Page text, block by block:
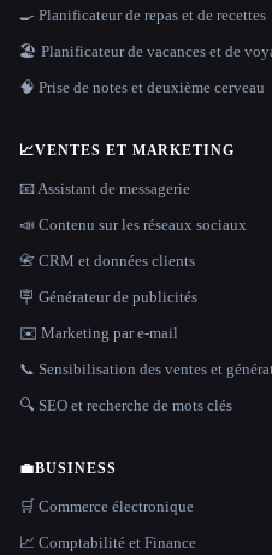
🍳 Planificateur de repas et de recettes
🏖 Planificateur de vacances et de
🧠 Prise de notes et deuxième cerveau
📈VENTES ET MARKETING
📧 Assistant de messagerie
📣 Contenu sur les réseaux sociaux
📇 CRM et données clients
🪧 Générateur de publicités
✉️ Marketing par e-mail
📞 Sensibilisation des ventes et
🔍 SEO et recherche de mots clés
💼BUSINESS
🛒 Commerce électronique
📈 Comptabilité et Finance